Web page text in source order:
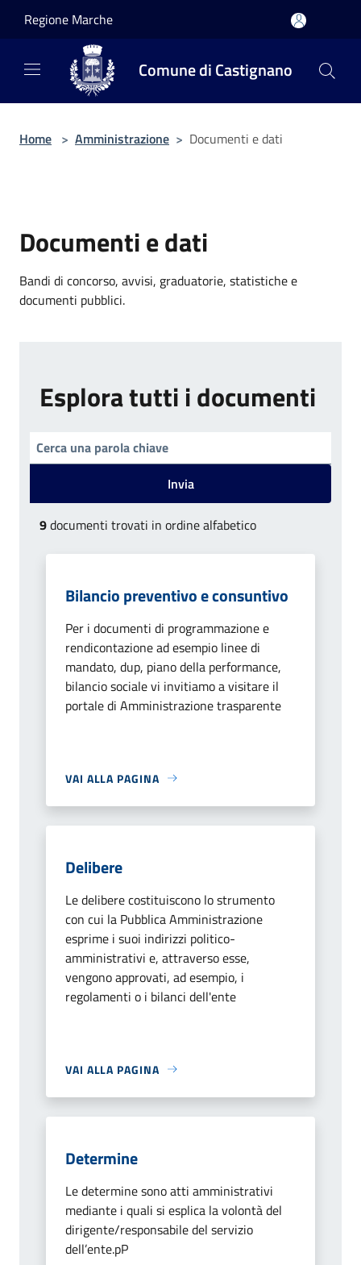
Regione Marche
Comune di Castignano
Home > Amministrazione > Documenti e dati
Documenti e dati
Bandi di concorso, avvisi, graduatorie, statistiche e
documenti pubblici.
Esplora tutti i documenti
Invia
9documenti trovati in ordine alfabetico
Bilancio preventivo e consuntivo
Per i documenti di programmazione e
rendicontazione ad esempio linee di
mandato, dup, piano della performance,
bilancio sociale vi invitiamo a visitare il
portale di Amministrazione trasparente
VAI ALLA PAGINA
Delibere
Le delibere costituiscono lo strumento
con cui la Pubblica Amministrazione
esprime i suoi indirizzi politico-
amministrativi e, attraverso esse,
vengono approvati, ad esempio, i
regolamenti o i bilanci dell'ente
VAI ALLA PAGINA
Determine
Le determine sono atti amministrativi
mediante i quali si esplica la volontà del
dirigente/responsabile del servizio
dell’ente.pP